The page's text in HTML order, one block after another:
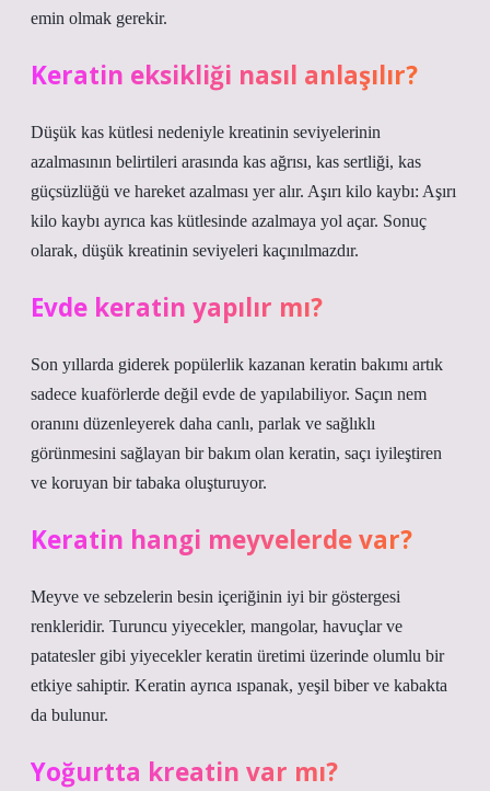
emin olmak gerekir.
Keratin eksikliği nasıl anlaşılır?
Düşük kas kütlesi nedeniyle kreatinin seviyelerinin
azalmasının belirtileri arasında kas ağrısı, kas sertliği, kas
güçsüzlüğü ve hareket azalması yer alır. Aşırı kilo kaybı: Aşırı
kilo kaybı ayrıca kas kütlesinde azalmaya yol açar. Sonuç
olarak, düşük kreatinin seviyeleri kaçınılmazdır.
Evde keratin yapılır mı?
Son yıllarda giderek popülerlik kazanan keratin bakımı artık
sadece kuaförlerde değil evde de yapılabiliyor. Saçın nem
oranını düzenleyerek daha canlı, parlak ve sağlıklı
görünmesini sağlayan bir bakım olan keratin, saçı iyileştiren
ve koruyan bir tabaka oluşturuyor.
Keratin hangi meyvelerde var?
Meyve ve sebzelerin besin içeriğinin iyi bir göstergesi
renkleridir. Turuncu yiyecekler, mangolar, havuçlar ve
patatesler gibi yiyecekler keratin üretimi üzerinde olumlu bir
etkiye sahiptir. Keratin ayrıca ıspanak, yeşil biber ve kabakta
da bulunur.
Yoğurtta kreatin var mı?